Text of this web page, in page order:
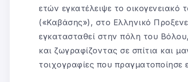
ετών εγκατέλειψε το
(«Καβάσης»), στο Ελληνικό
εγκατασταθεί στην πόλη του
και ζωγραφίζοντας σε σπίτια και
τοιχογραφίες που πραγματοποίησε